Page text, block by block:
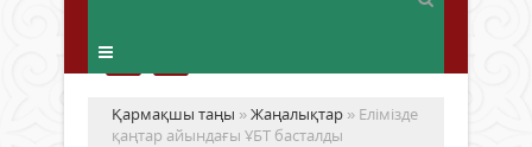
Қармақшы таңы »Жаңалықтар » Елімізде
қаңтар айындағы ҰБТ басталды